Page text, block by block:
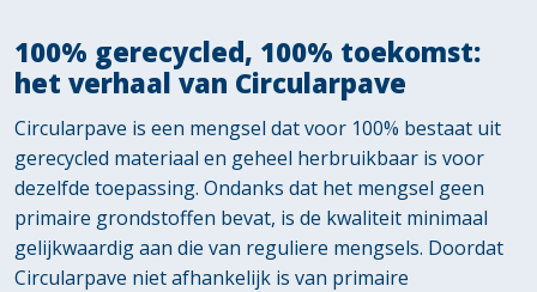
100% gerecycled, 100% toekomst:
het verhaal van Circularpave
Circularpave is een mengsel dat voor 100% bestaat uit
gerecycled materiaal en geheel herbruikbaar is voor
dezelfde toepassing. Ondanks dat het mengsel geen
primaire grondstoffen bevat, is de kwaliteit minimaal
gelijkwaardig aan die van reguliere mengsels. Doordat
Circularpave niet afhankelijk is van primaire